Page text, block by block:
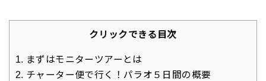
クリックできる目次
1. まずはモニターツアーとは
2. チャーター便で行く！パラオ５日間の概要